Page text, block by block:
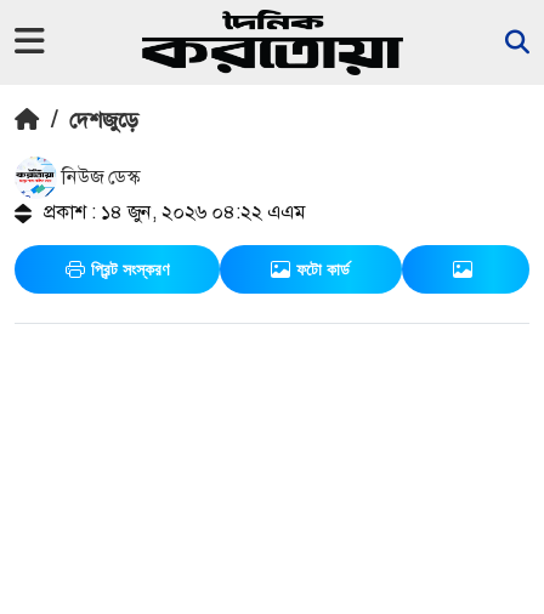
/ দেশজুড়ে
নিউজ ডেস্ক
প্রকাশ : ১৪ জুন, ২০২৬ ০৪:২২ এএম
প্রিন্ট সংস্করণ ফটো কার্ড